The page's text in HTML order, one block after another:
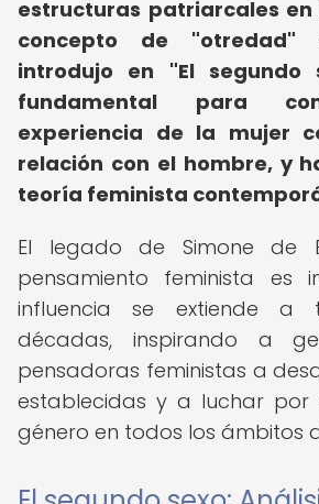
estructuras patriarcales en
concepto de "otredad"
introdujo en "El segundo
fundamental para
experiencia de la mujer
relación con el hombre, y
teoría feminista
El legado de Simone de
pensamiento feminista es
influencia se extiende a
décadas, inspirando a
pensadoras feministas a
establecidas y a luchar
género en todos los ámbitos